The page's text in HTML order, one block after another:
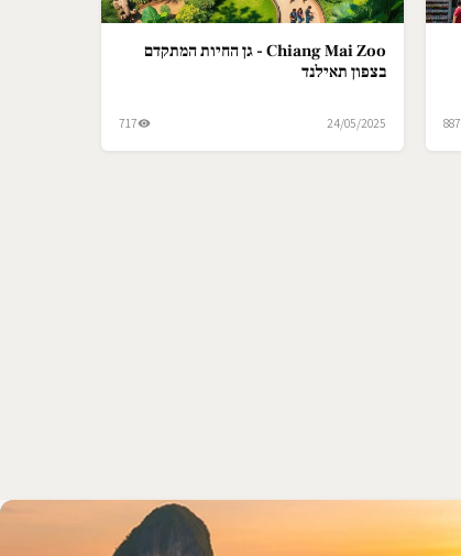
887
Chiang Mai Zoo - גן החיות המתקדם
בצפון תאילנד
24/05/2025
717